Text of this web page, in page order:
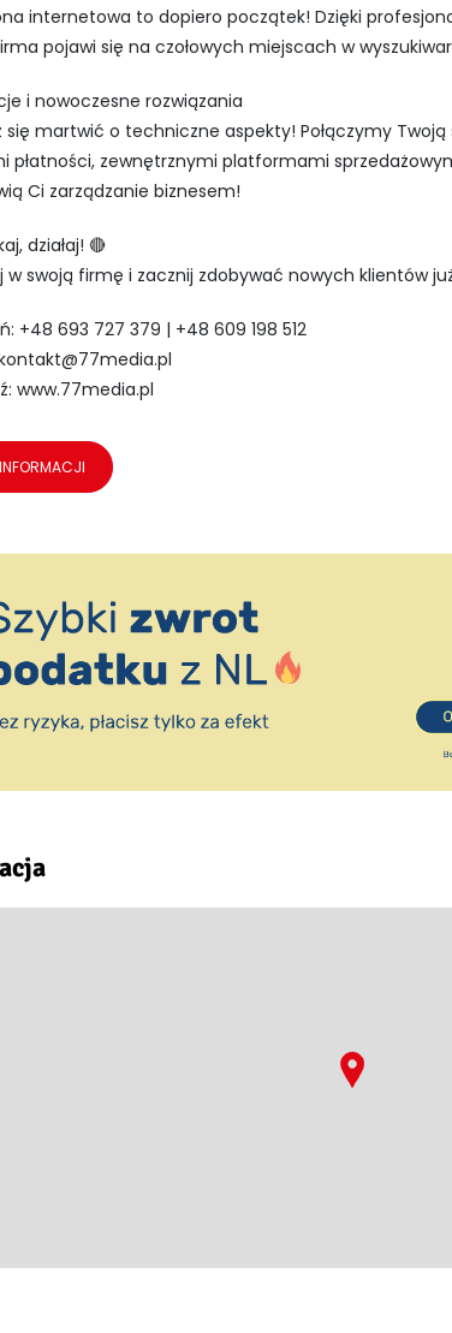
internetowa to dopiero początek! Dzięki
pojawi się na czołowych miejscach w
i nowoczesne rozwiązania
się martwić o techniczne aspekty! Połączymy
płatności, zewnętrznymi platformami
Ci zarządzanie biznesem!
działaj! 🔴
w swoją firmę i zacznij zdobywać nowych klientów
+48 693 727 379 | +48 609 198 512
www.77media.pl